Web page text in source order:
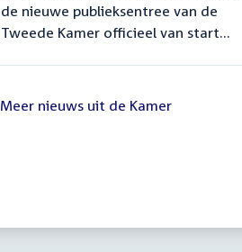
de nieuwe publieksentree van de
Tweede Kamer officieel van start...
Meer nieuws uit de Kamer